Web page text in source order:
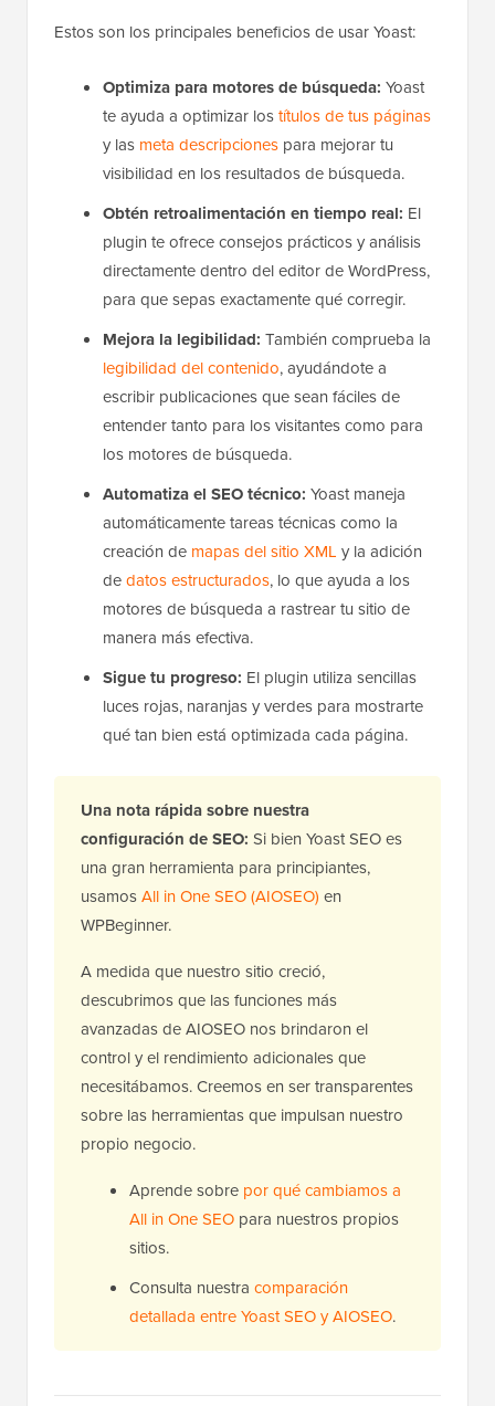
Estos son los principales beneficios de usar Yoast:
Optimiza para motores de búsqueda: Yoast
te ayuda a optimizar lostítulos de tus páginas
y las meta descripciones para mejorar tu
visibilidad en los resultados de búsqueda.
Obtén retroalimentación en tiempo real: El
plugin te ofrece consejos prácticos y análisis
directamente dentro del editor de WordPress,
para que sepas exactamente qué corregir.
Mejora la legibilidad: También comprueba la
legibilidad del contenido, ayudándote a
escribir publicaciones que sean fáciles de
entender tanto para los visitantes como para
los motores de búsqueda.
Automatiza el SEO técnico: Yoast maneja
automáticamente tareas técnicas como la
creación de mapas del sitio XML y la adición
dedatos estructurados, lo que ayuda a los
motores de búsqueda a rastrear tu sitio de
manera más efectiva.
Sigue tu progreso: El plugin utiliza sencillas
luces rojas, naranjas y verdes para mostrarte
qué tan bien está optimizada cada página.
Una nota rápida sobre nuestra
configuración de SEO: Si bien Yoast SEO es
una gran herramienta para principiantes,
usamosAll in One SEO (AIOSEO) en
WPBeginner.
A medida que nuestro sitio creció,
descubrimos que las funciones más
avanzadas de AIOSEO nos brindaron el
control y el rendimiento adicionales que
necesitábamos. Creemos en ser transparentes
sobre las herramientas que impulsan nuestro
propio negocio.
Aprende sobre por qué cambiamos a
All in One SEO para nuestros propios
sitios.
Consulta nuestra comparación
detallada entre Yoast SEO y AIOSEO.